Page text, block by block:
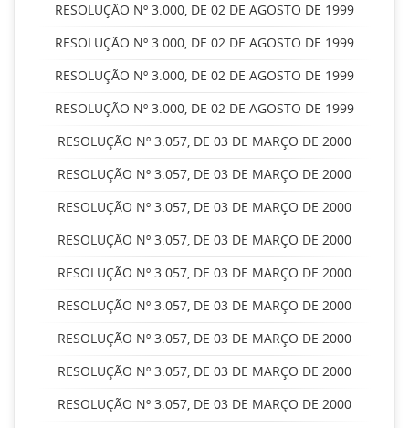
RESOLUÇÃO Nº 3.000, DE 02 DE AGOSTO DE 1999
RESOLUÇÃO Nº 3.000, DE 02 DE AGOSTO DE 1999
RESOLUÇÃO Nº 3.000, DE 02 DE AGOSTO DE 1999
RESOLUÇÃO Nº 3.000, DE 02 DE AGOSTO DE 1999
RESOLUÇÃO Nº 3.057, DE 03 DE MARÇO DE 2000
RESOLUÇÃO Nº 3.057, DE 03 DE MARÇO DE 2000
RESOLUÇÃO Nº 3.057, DE 03 DE MARÇO DE 2000
RESOLUÇÃO Nº 3.057, DE 03 DE MARÇO DE 2000
RESOLUÇÃO Nº 3.057, DE 03 DE MARÇO DE 2000
RESOLUÇÃO Nº 3.057, DE 03 DE MARÇO DE 2000
RESOLUÇÃO Nº 3.057, DE 03 DE MARÇO DE 2000
RESOLUÇÃO Nº 3.057, DE 03 DE MARÇO DE 2000
RESOLUÇÃO Nº 3.057, DE 03 DE MARÇO DE 2000